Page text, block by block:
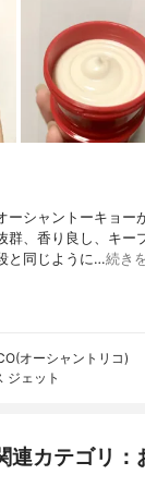
ーシャントーキョー
群、香り良し、キー
と同じように…続き
オーシャントリコ)
ジェット
連カテゴリ：